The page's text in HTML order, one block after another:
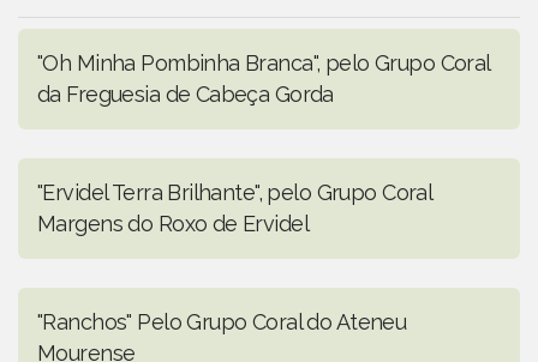
"Oh Minha Pombinha Branca", pelo Grupo Coral
da Freguesia de Cabeça Gorda
"Ervidel Terra Brilhante", pelo Grupo Coral
Margens do Roxo de Ervidel
"Ranchos" Pelo Grupo Coral do Ateneu
Mourense